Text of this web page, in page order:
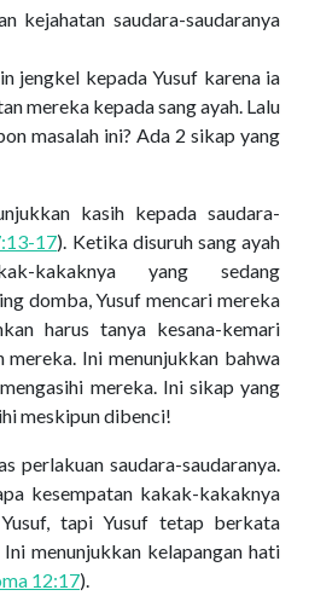
kejahatan saudara-saudaranya
jengkel kepada Yusuf karena ia
mereka kepada sang ayah. Lalu
masalah ini? Ada 2 sikap yang
kasih kepada saudara-
17). Ketika disuruh sang ayah
kakaknya yang sedang
domba, Yusuf mencari mereka
harus tanya kesana-kemari
mereka. Ini menunjukkan bahwa
mereka. Ini sikap yang
meskipun dibenci!
perlakuan saudara-saudaranya.
kesempatan kakak-kakaknya
tapi Yusuf tetap berkata
menunjukkan kelapangan hati
12:17).